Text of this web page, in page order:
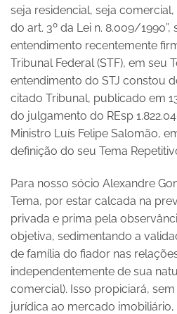
seja residencial, seja
do art. 3º da Lei n. 8.009/1990”,
entendimento recentemente
Tribunal Federal (STF), em seu
entendimento do STJ constou
citado Tribunal, publicado em
do julgamento do REsp
Ministro Luís Felipe Salomão,
definição do seu Tema
Para nosso sócio Alexandre
Tema, por estar calcada na
privada e prima pela
objetiva, sedimentando a
de família do fiador nas
independentemente de sua
comercial). Isso propiciará,
jurídica ao mercado